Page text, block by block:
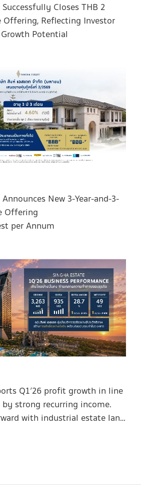
Closes THB 2
Reflecting Investor
Potential
New 3-Year-and-3-
Offering
per Annum
Q1’26 profit growth in line
strong recurring income.
with industrial estate land